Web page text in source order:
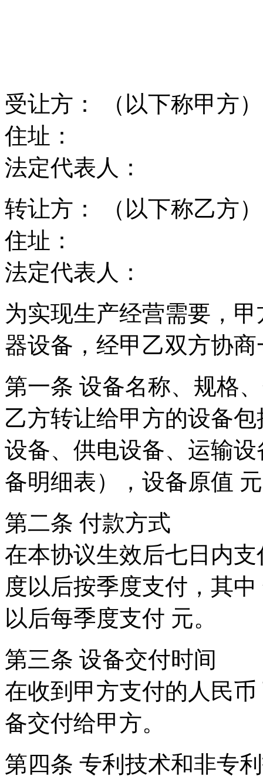
受让方： （以下称甲方
住址：
法定代表人：
转让方： （以下称乙方
住址：
法定代表人：
为实现生产经营需要，
器设备，经甲乙双方协
第一条 设备名称、规格
乙方转让给甲方的设备
设备、供电设备、运输
备明细表），设备原值
第二条 付款方式
在本协议生效后七日内
度以后按季度支付，其
以后每季度支付 元。
第三条 设备交付时间
在收到甲方支付的人民
备交付给甲方。
第四条 专利技术和非专